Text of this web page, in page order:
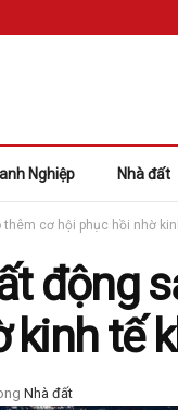
Nghiệp Nhà đất
cơ hội phục hồi nhờ
động
kinh tế
Nhà đất